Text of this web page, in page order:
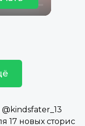
17 новых сторис